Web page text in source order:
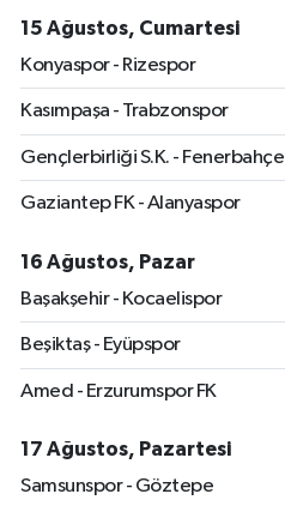
15 Ağustos, Cumartesi
Konyaspor - Rizespor
Kasımpaşa - Trabzonspor
Gençlerbirliği S.K. - Fenerbahçe
Gaziantep FK - Alanyaspor
16 Ağustos, Pazar
Başakşehir - Kocaelispor
Beşiktaş - Eyüpspor
Amed - Erzurumspor FK
17 Ağustos, Pazartesi
Samsunspor - Göztepe